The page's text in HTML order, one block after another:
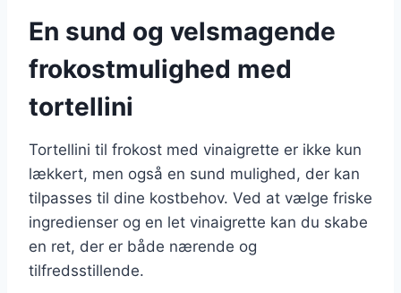
En sund og velsmagende
frokostmulighed med
tortellini
Tortellini til frokost med vinaigrette er ikke kun
lækkert, men også en sund mulighed, der kan
tilpasses til dine kostbehov. Ved at vælge friske
ingredienser og en let vinaigrette kan du skabe
en ret, der er både nærende og
tilfredsstillende.